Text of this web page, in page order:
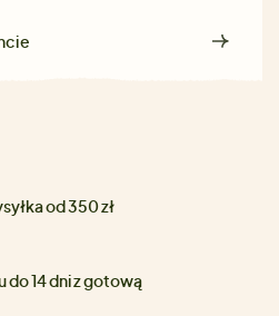
od 350 zł
do 14 dni z gotową